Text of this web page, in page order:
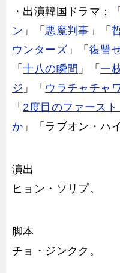
・出演韓国ドラマ：「
ン 」「悪魔判事 」「
ウンターズ 」「 復讐
「十八の瞬間 」「一
ジ 」「 ウラチャチャ
「2度目のファース
か 」「ラブオン・ハ
演出
ヒョン・ソリプ。
脚本
チョ・ジンクク。